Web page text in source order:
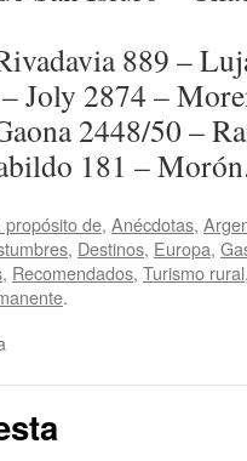
889 –
Joly 2874 –
2448/50 –
181 –
propósito de, Anécdotas,
, Destinos, Europa,
, Recomendados, Turismo rural
.